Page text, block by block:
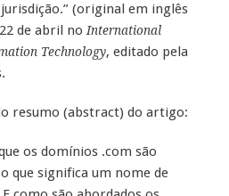
(original em inglês
de abril noInternational
Technology, editado pela
resumo (abstract) do artigo:
os domínios .com são
que significa um nome de